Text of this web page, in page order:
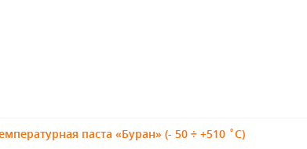
паста «Буран» (- 50 ÷ +510 ˚С)